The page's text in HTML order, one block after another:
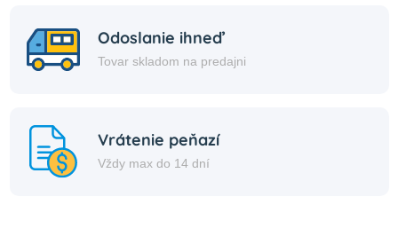
Odoslanie ihneď
Tovar skladom na predajni
Vrátenie peňazí
Vždy max do 14 dní